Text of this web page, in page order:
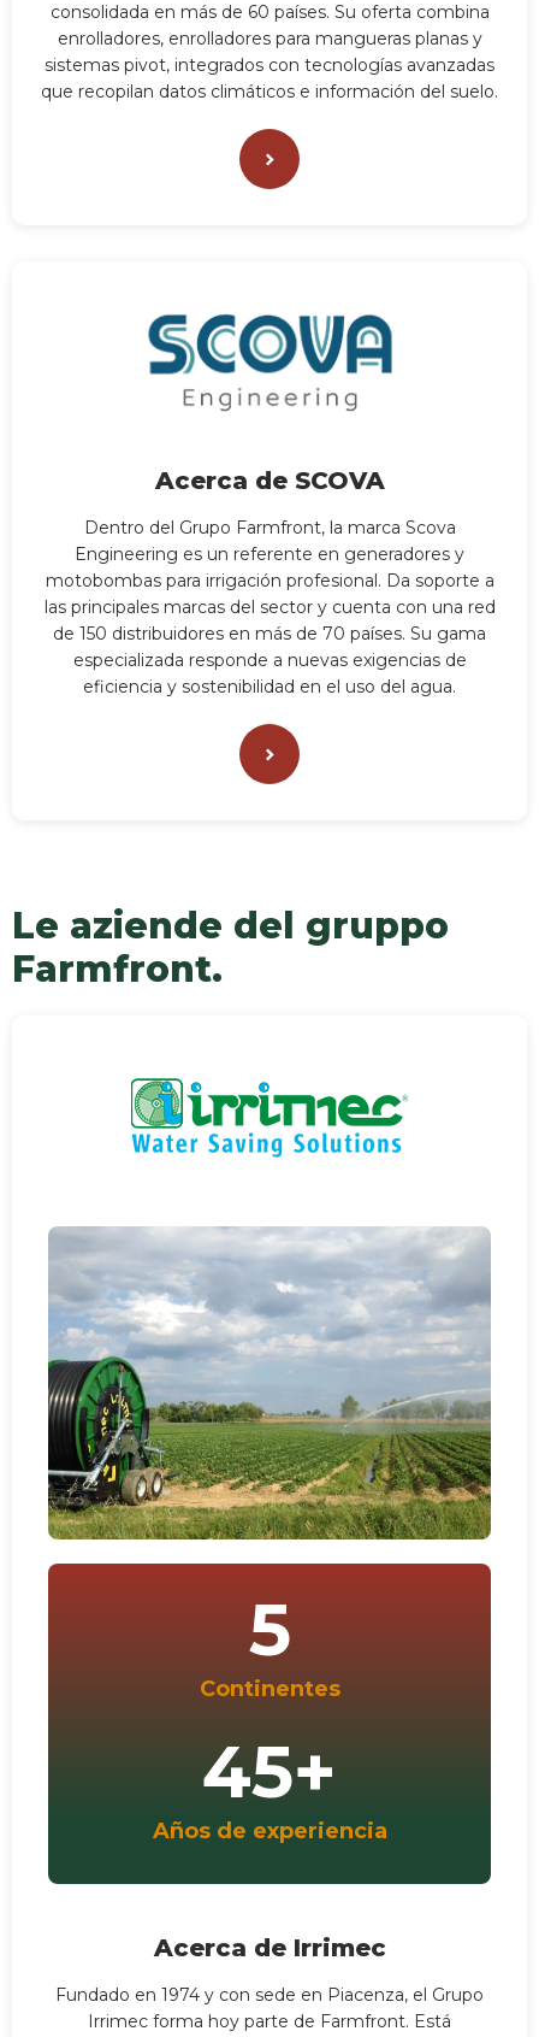
consolidada en más de 60 países. Su oferta combina
enrolladores, enrolladores para mangueras planas y
sistemas pivot, integrados con tecnologías avanzadas
que recopilan datos climáticos e información del suelo.
Acerca de SCOVA
Dentro del Grupo Farmfront, la marca Scova
Engineering es un referente en generadores y
motobombas para irrigación profesional. Da soporte a
las principales marcas del sector y cuenta con una red
de 150 distribuidores en más de 70 países. Su gama
especializada responde a nuevas exigencias de
eficiencia y sostenibilidad en el uso del agua.
Le aziende del gruppo
Farmfront.
5
Continentes
45+
Años de experiencia
Acerca de Irrimec
Fundado en 1974 y con sede en Piacenza, el Grupo
Irrimec forma hoy parte de Farmfront. Está